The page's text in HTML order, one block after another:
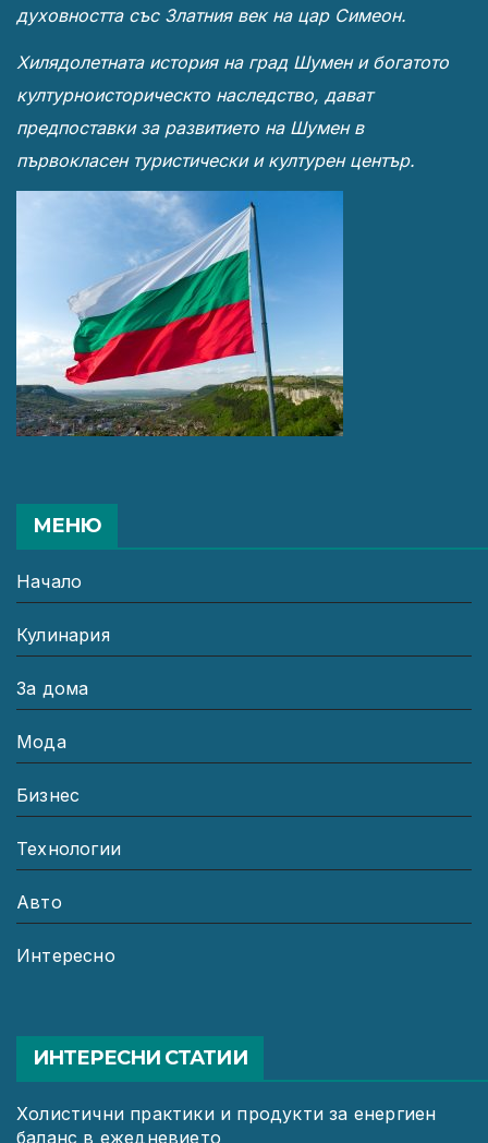
духовността със Златния век на цар Симеон.
Хилядолетната история на град Шумен и богатото
културноисторическто наследство, дават
предпоставки за развитието на Шумен в
първокласен туристически и културен център.
МЕНЮ
Начало
Кулинария
За дома
Мода
Бизнес
Технологии
Авто
Интересно
ИНТЕРЕСНИ СТАТИИ
Холистични практики и продукти за енергиен
баланс в ежедневието